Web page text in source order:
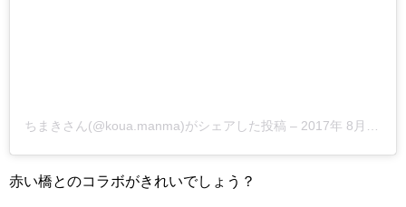
ちまきさん(@koua.manma)がシェアした投稿 – 2017年 8月月20日午前3時49分PDT
赤い橋とのコラボがきれいでしょう？